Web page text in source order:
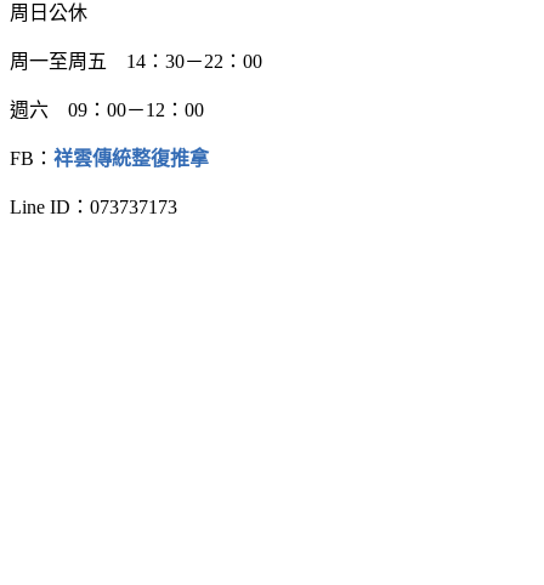
周日公休
周一至周五 14：30－22：00
週六 09：00－12：00
FB： 祥雲傳統整復推拿
Line ID：073737173